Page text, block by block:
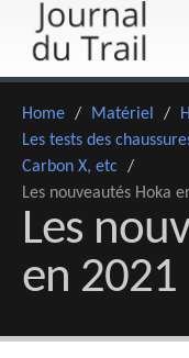
Home / Matériel /
Les tests des
Carbon X, etc /
Les nouveautés Hoka
Les
en 2021